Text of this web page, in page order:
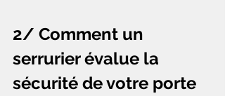
2/ Comment un
serrurier évalue la
sécurité de votre porte